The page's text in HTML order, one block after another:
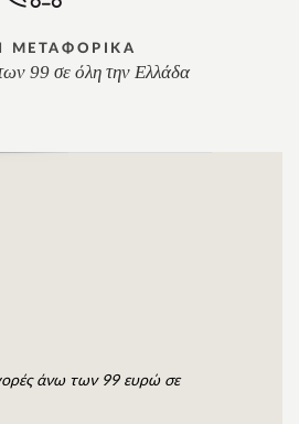
ΜΕΤΑΦΟΡΙΚΑ
99 σε όλη την Ελλάδα
άνω των 99 ευρώ σε